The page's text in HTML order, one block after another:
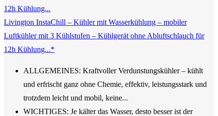
Livington InstaChill – Kühler mit Wasserkühlung – mobiler
Luftkühler mit 3 Kühlstufen – Kühlgerät ohne Abluftschlauch für
12h Kühlung...*
ALLGEMEINES: Kraftvoller Verdunstungskühler – kühlt
und erfrischt ganz ohne Chemie, effektiv, leistungsstark und
trotzdem leicht und mobil, keine...
WICHTIGES: Je kälter das Wasser, desto besser ist der